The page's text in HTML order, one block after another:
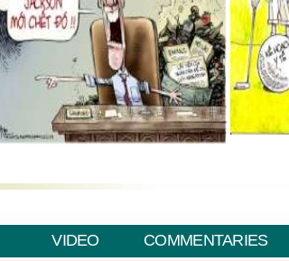
VIDEO COMMENTARIES